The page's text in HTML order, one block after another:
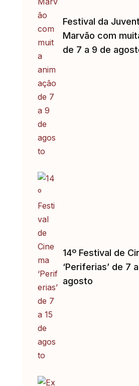
Festival da
Marvão com
de 7 a 9 de
14º Festival de
‘Periferias’ de 7
agosto